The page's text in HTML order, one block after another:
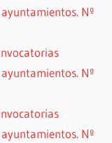
Nº
Nº
Nº